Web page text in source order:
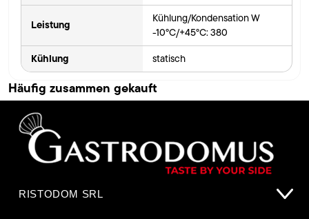
Leistung
Kühlung/Kondensation W
-10°C/+45°C: 380
Kühlung statisch
Häufig zusammen gekauft
RISTODOM SRL